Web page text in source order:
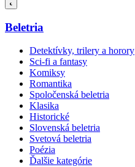
Beletria
Detektívky, trilery a horory
Sci-fi a fantasy
Komiksy
Romantika
Spoločenská beletria
Klasika
Historické
Slovenská beletria
Svetová beletria
Poézia
Ďalšie kategórie